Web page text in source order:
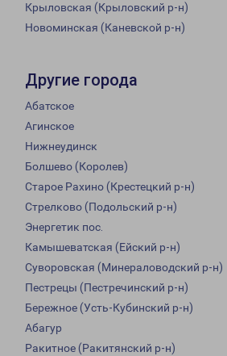
Крыловская (Крыловский р-н)
Новоминская (Каневской р-н)
Другие города
Абатское
Агинское
Нижнеудинск
Болшево (Королев)
Старое Рахино (Крестецкий р-н)
Стрелково (Подольский р-н)
Энергетик пос.
Камышеватская (Ейский р-н)
Суворовская (Минераловодский р-н)
Пестрецы (Пестречинский р-н)
Бережное (Усть-Кубинский р-н)
Абагур
Ракитное (Ракитянский р-н)